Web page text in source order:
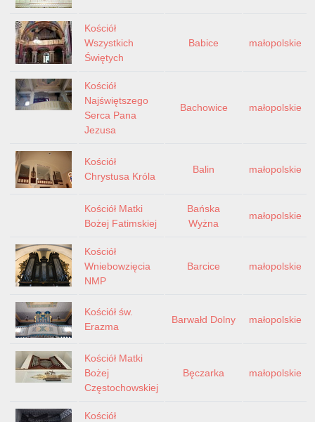
Kościół
Wszystkich
Świętych
Babice małopolskie
Kościół
Najświętszego
Serca Pana
Jezusa
Bachowice małopolskie
Kościół
Chrystusa Króla
Balin małopolskie
Kościół Matki
Bożej Fatimskiej
Bańska
Wyżna
małopolskie
Kościół
Wniebowzięcia
NMP
Barcice małopolskie
Kościół św.
Erazma
Barwałd Dolny małopolskie
Kościół Matki
Bożej
Częstochowskiej
Bęczarka małopolskie
Kościół